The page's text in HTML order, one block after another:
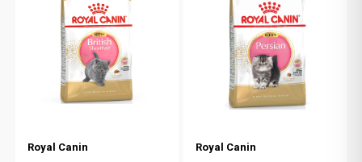
Royal Canin
Royal Canin